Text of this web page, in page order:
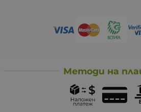
Методи на